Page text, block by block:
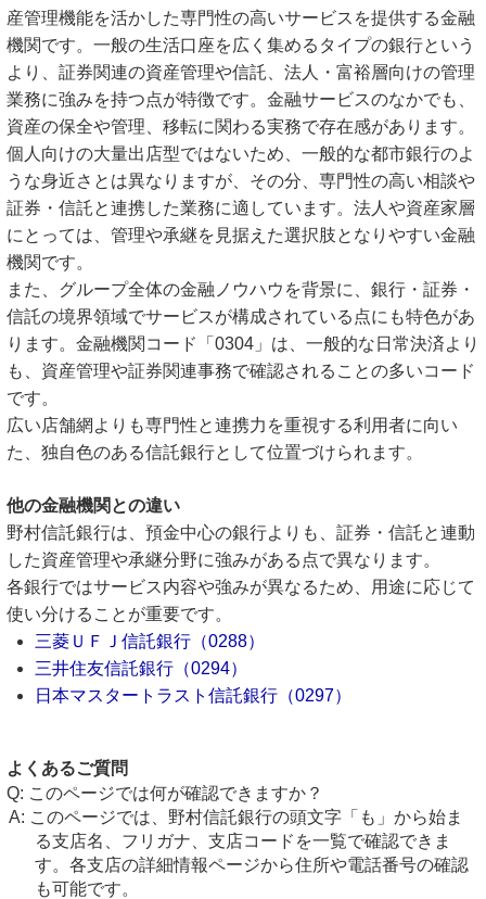
産管理機能を活かした専門性の高いサービスを提供する金融
機関です。一般の生活口座を広く集めるタイプの銀行という
より、証券関連の資産管理や信託、法人・富裕層向けの管理
業務に強みを持つ点が特徴です。金融サービスのなかでも、
資産の保全や管理、移転に関わる実務で存在感があります。
個人向けの大量出店型ではないため、一般的な都市銀行のよ
うな身近さとは異なりますが、その分、専門性の高い相談や
証券・信託と連携した業務に適しています。法人や資産家層
にとっては、管理や承継を見据えた選択肢となりやすい金融
機関です。
また、グループ全体の金融ノウハウを背景に、銀行・証券・
信託の境界領域でサービスが構成されている点にも特色があ
ります。金融機関コード「0304」は、一般的な日常決済より
も、資産管理や証券関連事務で確認されることの多いコード
です。
広い店舗網よりも専門性と連携力を重視する利用者に向い
た、独自色のある信託銀行として位置づけられます。
他の金融機関との違い
野村信託銀行は、預金中心の銀行よりも、証券・信託と連動
した資産管理や承継分野に強みがある点で異なります。
各銀行ではサービス内容や強みが異なるため、用途に応じて
使い分けることが重要です。
三菱ＵＦＪ信託銀行（0288）
三井住友信託銀行（0294）
日本マスタートラスト信託銀行（0297）
よくあるご質問
このページでは何が確認できますか？
このページでは、野村信託銀行の頭文字「も」から始ま
る支店名、フリガナ、支店コードを一覧で確認できま
す。各支店の詳細情報ページから住所や電話番号の確認
も可能です。